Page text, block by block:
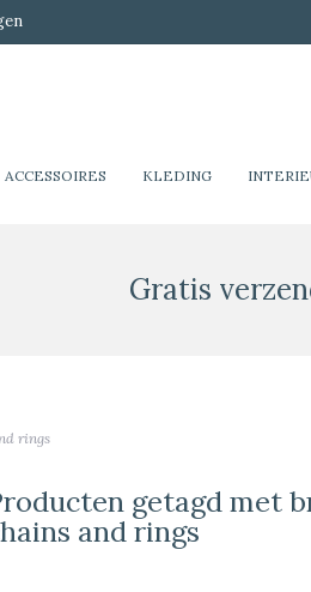
ACCESSOIRES KLEDING
Gratis
rings
getagd met
and rings